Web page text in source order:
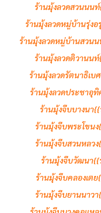
ร้านมุ้งลวดสวนนน
ร้านมุ้งลวดหมู่บ้านรุ่ง
ร้านมุ้งลวดหมู่บ้านสวน
ร้านมุ้งลวดติวานน
ร้านมุ้งลวดรัตนาธิเบ
ร้านมุ้งลวดประชาอุ
ร้านมุ้งจีบบางนา
ร้านมุ้งจีบพระโขน
ร้านมุ้งจีบสวนหลว
ร้านมุ้งจีบวัฒนา{{
ร้านมุ้งจีบคลองเต
ร้านมุ้งจีบยานนาว